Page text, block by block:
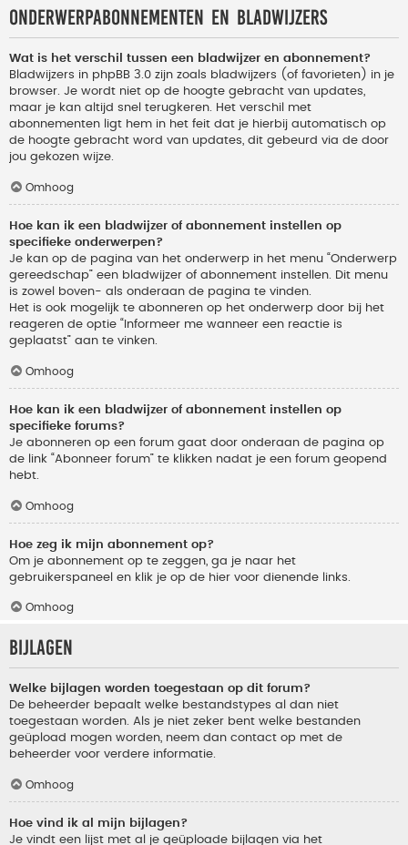
Onderwerpabonnementen en bladwijzers
Wat is het verschil tussen een bladwijzer en abonnement?
Bladwijzers in phpBB 3.0 zijn zoals bladwijzers (of favorieten) in je
browser. Je wordt niet op de hoogte gebracht van updates,
maar je kan altijd snel terugkeren. Het verschil met
abonnementen ligt hem in het feit dat je hierbij automatisch op
de hoogte gebracht word van updates, dit gebeurd via de door
jou gekozen wijze.
Omhoog
Hoe kan ik een bladwijzer of abonnement instellen op
specifieke onderwerpen?
Je kan op de pagina van het onderwerp in het menu “Onderwerp
gereedschap” een bladwijzer of abonnement instellen. Dit menu
is zowel boven- als onderaan de pagina te vinden.
Het is ook mogelijk te abonneren op het onderwerp door bij het
reageren de optie “Informeer me wanneer een reactie is
geplaatst” aan te vinken.
Omhoog
Hoe kan ik een bladwijzer of abonnement instellen op
specifieke forums?
Je abonneren op een forum gaat door onderaan de pagina op
de link “Abonneer forum” te klikken nadat je een forum geopend
hebt.
Omhoog
Hoe zeg ik mijn abonnement op?
Om je abonnement op te zeggen, ga je naar het
gebruikerspaneel en klik je op de hier voor dienende links.
Omhoog
Bijlagen
Welke bijlagen worden toegestaan op dit forum?
De beheerder bepaalt welke bestandstypes al dan niet
toegestaan worden. Als je niet zeker bent welke bestanden
geüpload mogen worden, neem dan contact op met de
beheerder voor verdere informatie.
Omhoog
Hoe vind ik al mijn bijlagen?
Je vindt een lijst met al je geüploade bijlagen via het